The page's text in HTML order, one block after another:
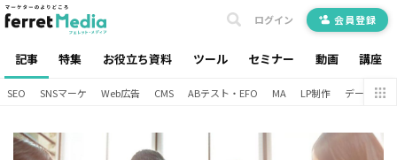
記事 特集 お役立ち資料 ツール セミナー 動画 講座
ログイン 会員登録
SEO SNSマーケ Web広告 CMS ABテスト・EFO MA LP制作 データ分析